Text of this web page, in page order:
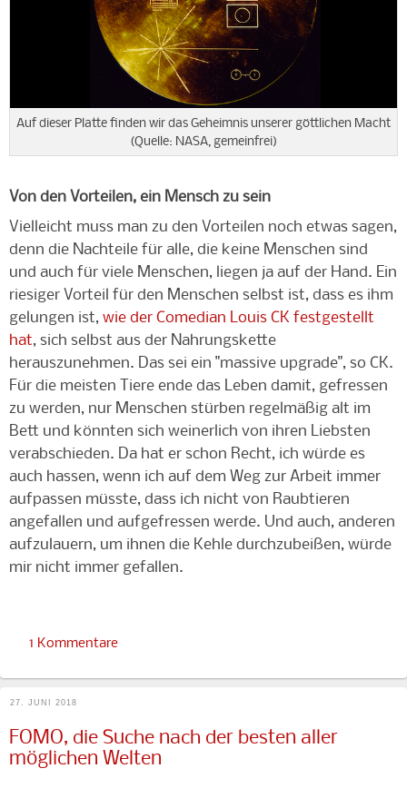
Auf dieser Platte finden wir das Geheimnis unserer göttlichen Macht
(Quelle: NASA, gemeinfrei)
Von den Vorteilen, ein Mensch zu sein
Vielleicht muss man zu den Vorteilen noch etwas sagen,
denn die Nachteile für alle, die keine Menschen sind
und auch für viele Menschen, liegen ja auf der Hand. Ein
riesiger Vorteil für den Menschen selbst ist, dass es ihm
gelungen ist, wie der Comedian Louis CK festgestellt
hat, sich selbst aus der Nahrungskette
herauszunehmen. Das sei ein "massive upgrade", so CK.
Für die meisten Tiere ende das Leben damit, gefressen
zu werden, nur Menschen stürben regelmäßig alt im
Bett und könnten sich weinerlich von ihren Liebsten
verabschieden. Da hat er schon Recht, ich würde es
auch hassen, wenn ich auf dem Weg zur Arbeit immer
aufpassen müsste, dass ich nicht von Raubtieren
angefallen und aufgefressen werde. Und auch, anderen
aufzulauern, um ihnen die Kehle durchzubeißen, würde
mir nicht immer gefallen.
1 Kommentare
27. JUNI 2018
FOMO, die Suche nach der besten aller
möglichen Welten